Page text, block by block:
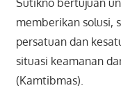
Sutikno bertujuan
memberikan solusi,
persatuan dan
situasi keamanan
(Kamtibmas).